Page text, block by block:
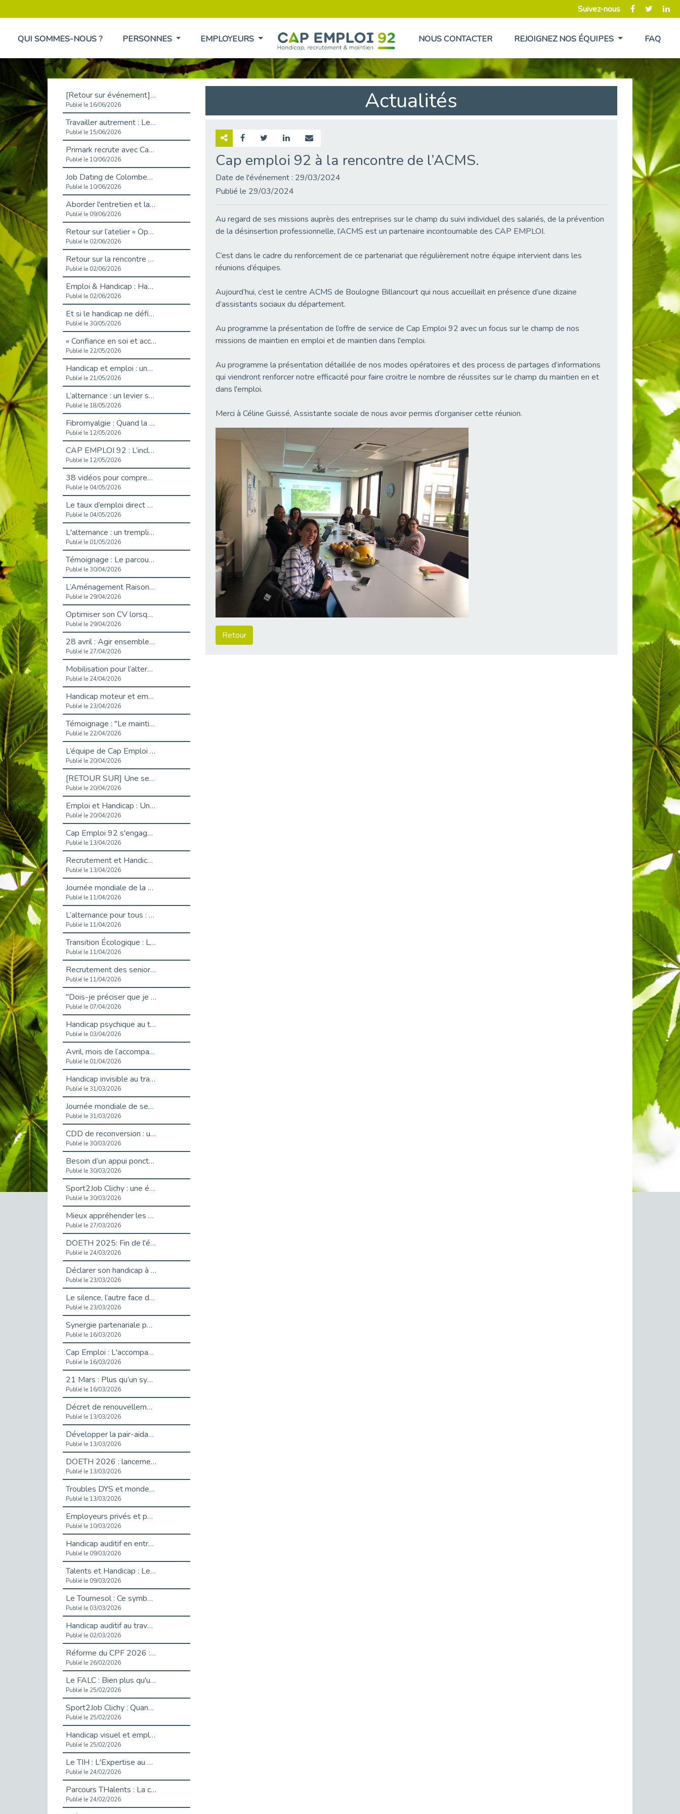
Suivez-nous
QUI SOMMES-NOUS ? PERSONNES EMPLOYEURS NOUS CONTACTER REJOIGNEZ NOS ÉQUIPES FAQ
[Retour sur événement] L'inclusion au cœur de la Place de l'Emploi à La Défense !
Publié le 16/06/2026
Travailler autrement : Le défi de l'intégration des maladies chroniques en entreprise
Publié le 15/06/2026
Primark recrute avec Cap Emploi 92, une matinée couronnée de succès !
Publié le 10/06/2026
Job Dating de Colombes – Emploi et Insertion
Publié le 10/06/2026
Aborder l'entretien et la situation de handicap en toute confiance
Publié le 09/06/2026
Retour sur l’atelier « Optimiser sa recherche d’emploi »
Publié le 02/06/2026
Retour sur la rencontre entre Cap Emploi 92 et Thales (Campus Meudon)
Publié le 02/06/2026
Emploi & Handicap : Hachette Livre et Cap emploi 92 renforcent leur collaboration
Publié le 02/06/2026
Et si le handicap ne définissait plus la carrière ?
Publié le 30/05/2026
« Confiance en soi et acceptation du handicap » : un levier puissant vers l’emploi
Publié le 22/05/2026
Handicap et emploi : une matinée pour briser les tabous
Publié le 21/05/2026
L’alternance : un levier stratégique pour recruter et inclure durablement
Publié le 18/05/2026
Fibromyalgie : Quand la douleur invisible s’invite au bureau
Publié le 12/05/2026
CAP EMPLOI 92 : L’inclusion portée à son sommet, bien au-delà des quotas
Publié le 12/05/2026
38 vidéos pour comprendre et agir durablement
Publié le 04/05/2026
Le taux d’emploi direct dans la fonction publique dépasse 6 % en 2025
Publié le 04/05/2026
L'alternance : un tremplin vers l'emploi aussi pour les personnes en situation de handicap
Publié le 01/05/2026
Témoignage : Le parcours de Marc, 44 ans
Publié le 30/04/2026
L’Aménagement Raisonnable : Un Levier pour l’Équité
Publié le 29/04/2026
Optimiser son CV lorsqu’on est en situation de handicap
Publié le 29/04/2026
28 avril : Agir ensemble pour une culture de prévention au travail
Publié le 27/04/2026
Mobilisation pour l’alternance et le handicap
Publié le 24/04/2026
Handicap moteur et emploi : réussir ses recrutements vidéo
Publié le 23/04/2026
Témoignage : "Le maintien en emploi est un investissement, pas une contrainte."
Publié le 22/04/2026
L’équipe de Cap Emploi 92 s’agrandit : Bienvenue à Charmila, Khoudia et Fadila !
Publié le 20/04/2026
[RETOUR SUR] Une session de recrutement inclusive réussie à Asnières !
Publié le 20/04/2026
Emploi et Handicap : Une alliance de style entre Cap Emploi 92 et La Cravate Solidaire
Publié le 20/04/2026
Cap Emploi 92 s'engage pour la santé mentale : La formation PSSM au cœur de l'accompagnement
Publié le 13/04/2026
Recrutement et Handicap : Et si vous testiez avant de vous engager ?
Publié le 13/04/2026
Journée mondiale de la maladie de Parkinson : Mieux comprendre pour mieux accompagner
Publié le 11/04/2026
L’alternance pour tous : Cap Emploi 92 et Seine Ouest Entreprise et Emploi mobilisés à Boulogne-Billancourt
Publié le 11/04/2026
Transition Écologique : Les Cap Emploi 75,92 et 93 s’engagent pour un Numérique Responsable
Publié le 11/04/2026
Recrutement des seniors : Un levier de transformation pour les ETI franciliennes
Publié le 11/04/2026
"Dois-je préciser que je suis handicapé sur mon CV?"
Publié le 07/04/2026
Handicap psychique au travail : et si nous changions de regard - vidéo
Publié le 03/04/2026
Avril, mois de l’accompagnement dans l’emploi avec Cap emploi.
Publié le 01/04/2026
Handicap invisible au travail : se taire ou parler? - vidéo
Publié le 31/03/2026
Journée mondiale de sensibilisation à l’autisme
Publié le 31/03/2026
CDD de reconversion : un nouveau contrat pour sécuriser le changement de métier.
Publié le 30/03/2026
Besoin d’un appui ponctuel expertise handicap ?
Publié le 30/03/2026
Sport2Job Clichy : une édition altoséquanaise avec Cap Emploi 92.
Publié le 30/03/2026
Mieux appréhender les enjeux du handicap singulier en entreprise - vidéo
Publié le 27/03/2026
DOETH 2025: Fin de l'écrêtement
Publié le 24/03/2026
Déclarer son handicap à son employeur : un levier professionnel ?
Publié le 23/03/2026
Le silence, l’autre face du recrutement : un appel au respect des candidats.
Publié le 23/03/2026
Synergie partenariale pour l'Inclusion Professionnelle chez Orange
Publié le 16/03/2026
Cap Emploi : L'accompagnement EXH c’est quoi ?
Publié le 16/03/2026
21 Mars : Plus qu’un symbole, un engagement pour l’inclusion
Publié le 16/03/2026
Décret de renouvellement de l'aide aux employeurs d'apprentis
Publié le 13/03/2026
Développer la pair-aidance en santé mentale : guide pour les employeurs
Publié le 13/03/2026
DOETH 2026 : lancement de la campagne pour les employeurs publics
Publié le 13/03/2026
Troubles DYS et monde du travail : mieux comprendre pour mieux accompagner _ vidéo
Publié le 13/03/2026
Employeurs privés et publics : vigilance face aux démarchages liés à l’OETH en 2026
Publié le 10/03/2026
Handicap auditif en entreprise, aménagements pour sécuriser la communication - vidéo
Publié le 09/03/2026
Talents et Handicap : Le Top 10 des métiers plébiscités dans les Hauts-de-Seine
Publié le 09/03/2026
Le Tournesol : Ce symbole discret qui change la vie des personnes en situation de handicap invisible
Publié le 03/03/2026
Handicap auditif au travail : rendre l’invisible accessible
Publié le 02/03/2026
Réforme du CPF 2026 : Ce qui change ce printemps pour vos droits à la formation
Publié le 26/02/2026
Le FALC : Bien plus qu'une écriture, un levier d'inclusion
Publié le 25/02/2026
Sport2Job Clichy : Quand le terrain devient le plus beau des bureaux
Publié le 25/02/2026
Handicap visuel et emploi : lever les obstacles pour révéler les - vidéo
Publié le 25/02/2026
Le TIH : L'Expertise au Service de l'Inclusion
Publié le 24/02/2026
Parcours THalents : La complémentarité au service de l'Emploi.
Publié le 24/02/2026
Actualités
Cap emploi 92 à la rencontre de l’ACMS.
Date de l'événement : 29/03/2024
Publié le 29/03/2024
Au regard de ses missions auprès des entreprises sur le champ du suivi individuel des salariés, de la prévention
de la désinsertion professionnelle, l’ACMS est un partenaire incontournable des CAP EMPLOI.
C’est dans le cadre du renforcement de ce partenariat que régulièrement notre équipe intervient dans les
réunions d’équipes.
Aujourd’hui, c’est le centre ACMS de Boulogne Billancourt qui nous accueillait en présence d’une dizaine
d’assistants sociaux du département.
Au programme la présentation de l’offre de service de Cap Emploi 92 avec un focus sur le champ de nos
missions de maintien en emploi et de maintien dans l'emploi.
Au programme la présentation détaillée de nos modes opératoires et des process de partages d’informations
qui viendront renforcer notre efficacité pour faire croitre le nombre de réussites sur le champ du maintien en et
dans l'emploi.
Merci à Céline Guissé, Assistante sociale de nous avoir permis d’organiser cette réunion.
Retour